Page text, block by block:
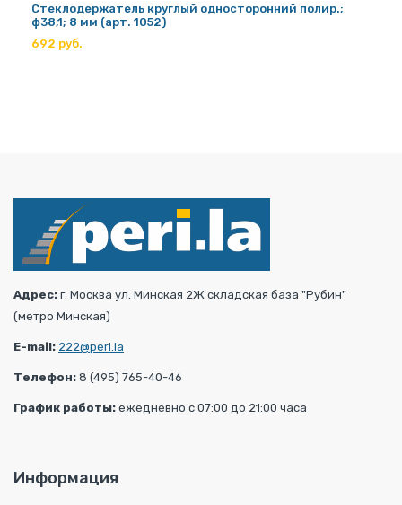
Стеклодержатель круглый односторонний полир.;
ф38,1; 8 мм (арт. 1052)
692 руб.
Адрес: г. Москва ул. Минская 2Ж складская база "Рубин"
(метро Минская)
E-mail: 222@peri.la
Телефон: 8 (495) 765-40-46
График работы: ежедневно с 07:00 до 21:00 часа
Информация